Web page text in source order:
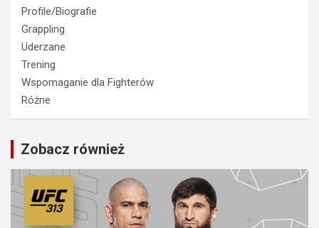
Profile/Biografie
Grappling
Uderzane
Trening
Wspomaganie dla Fighterów
Różne
Zobacz również